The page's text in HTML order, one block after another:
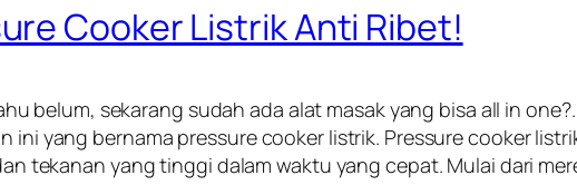
Cooker Listrik Anti Ribet!
belum, sekarang sudah ada alat masak yang bisa all in one?.
ini yang bernama pressure cooker listrik. Pressure cooker
tekanan yang tinggi dalam waktu yang cepat. Mulai dari